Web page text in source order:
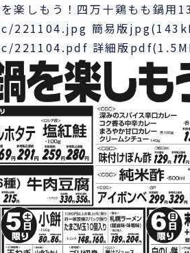
楽しもう！四万十鶏もも鍋用
簡易版
詳細版